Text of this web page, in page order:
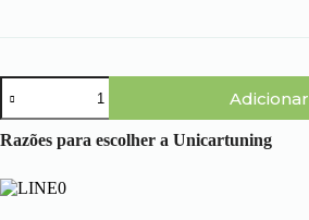
Quantidade
de
Alfa
Romeo
(97-
03)
Adicionar
Razões para escolher a Unicartuning